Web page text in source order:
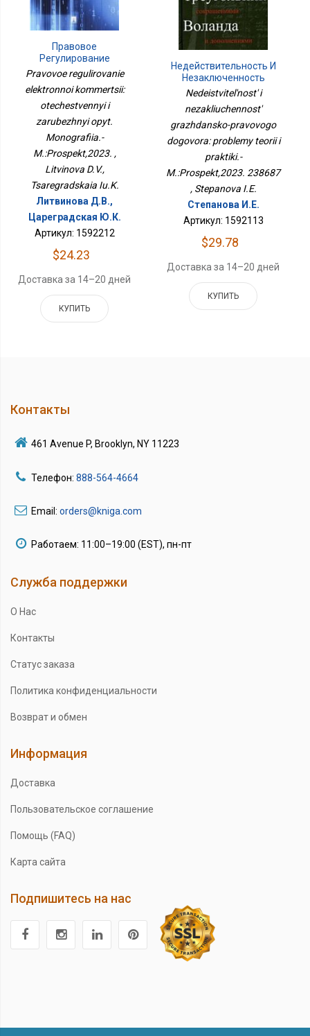
Правовое
Регулирование
Электронной
Коммерции:
Отечественный И
Зарубежный Опыт.
Монография.-
М.:Проспект,2023.
Pravovoe regulirovanie
elektronnoi kommertsii:
otechestvennyi i
zarubezhnyi opyt.
Monografiia.-
M.:Prospekt,2023. ,
Litvinova D.V.,
Tsaregradskaia Iu.K.
Литвинова Д.В.,
Цареградская Ю.К.
Артикул: 1592212
$24.23
Доставка за 14–20 дней
КУПИТЬ
Недействительность И
Незаключенность
Гражданско-Правового
Теории И Практики.-
М.:Проспект,2023.
238687
Nedeistvitel'nost' i
nezakliuchennost'
grazhdansko-pravovogo
dogovora: problemy teorii i
praktiki.-
M.:Prospekt,2023. 238687
, Stepanova I.E.
Степанова И.Е.
Артикул: 1592113
$29.78
Доставка за 14–20 дней
КУПИТЬ
Контакты
461 Avenue P, Brooklyn, NY 11223
Телефон: 888-564-4664
Email: orders@kniga.com
Работаем: 11:00–19:00 (EST), пн-пт
Служба поддержки
О Нас
Контакты
Статус заказа
Политика конфиденциальности
Возврат и обмен
Информация
Доставка
Пользовательское соглашение
Помощь (FAQ)
Карта сайта
Подпишитесь на нас